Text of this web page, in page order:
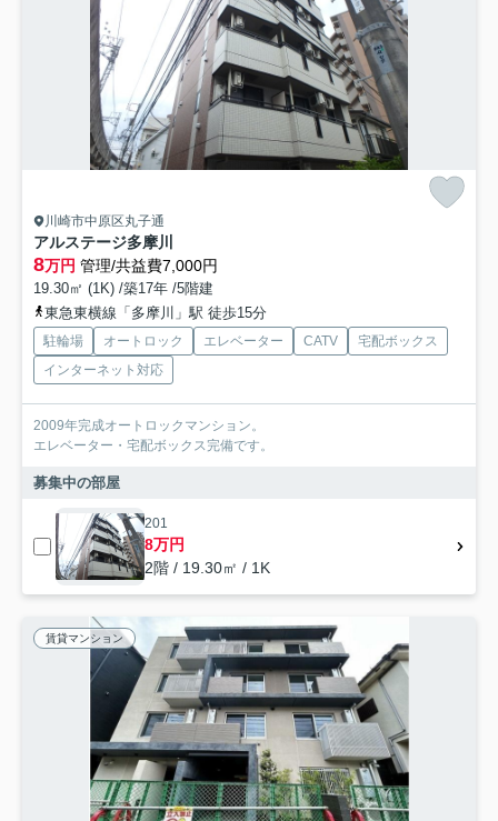
川崎市中原区丸子通
アルステージ多摩川
8万円 管理/共益費7,000円
19.30㎡ (1K) /築17年 /5階建
東急東横線「多摩川」駅 徒歩15分
駐輪場 オートロック エレベーター CATV
宅配ボックス
インターネット対応
2009年完成オートロックマンション。
エレベーター・宅配ボックス完備です。
募集中の部屋
201
8万円
2階 / 19.30㎡ / 1K
賃貸マンション